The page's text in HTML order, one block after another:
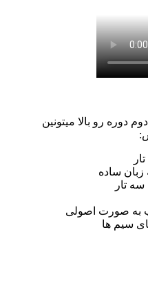
دوره رو بالا میتونین
ساده
تار
صورت اصولی
سیم ها